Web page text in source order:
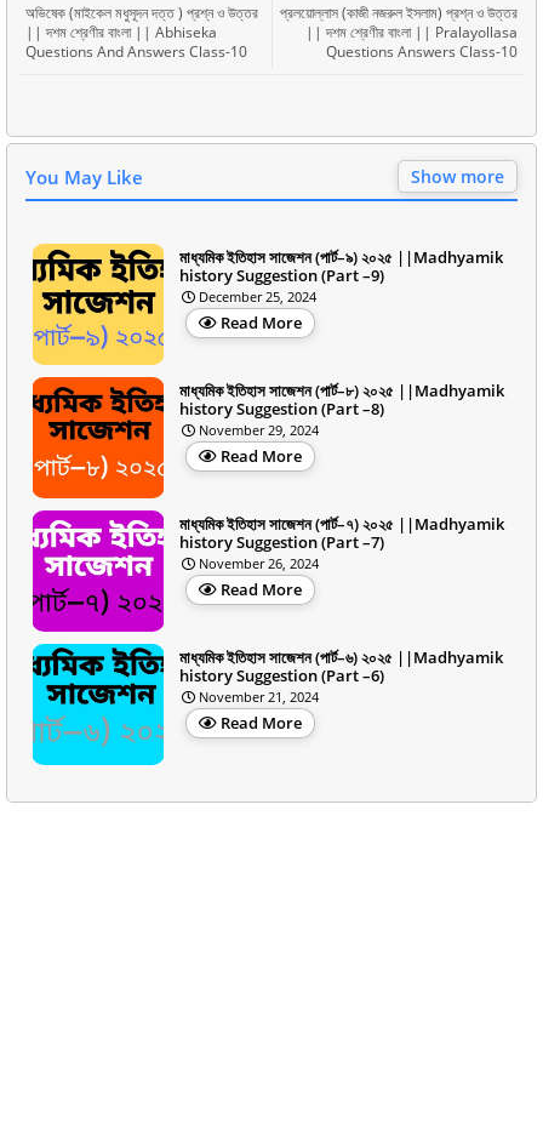
প্রলয়োল্লাস (কাজী নজরুল ইসলাম) প্রশ্ন ও উত্তর
|| দশম শ্রেণীর বাংলা || Pralayollasa
Questions Answers Class-10
অভিষেক (মাইকেল মধুসূদন দত্ত ) প্রশ্ন ও উত্তর
|| দশম শ্রেণীর বাংলা || Abhiseka
Questions And Answers Class-10
You May Like Show more
মাধ্যমিক ইতিহাস সাজেশন (পার্ট–৯) ২০২৫ ||Madhyamik
history Suggestion (Part –9)
December 25, 2024
Read More
মাধ্যমিক ইতিহাস সাজেশন (পার্ট–৮) ২০২৫ ||Madhyamik
history Suggestion (Part –8)
November 29, 2024
Read More
মাধ্যমিক ইতিহাস সাজেশন (পার্ট–৭) ২০২৫ ||Madhyamik
history Suggestion (Part –7)
November 26, 2024
Read More
মাধ্যমিক ইতিহাস সাজেশন (পার্ট–৬) ২০২৫ ||Madhyamik
history Suggestion (Part –6)
November 21, 2024
Read More